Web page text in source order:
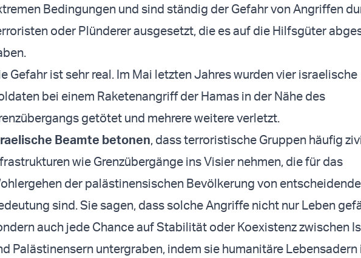
Bedingungen und sind ständig der Gefahr von Angriffen
oder Plünderer ausgesetzt, die es auf die Hilfsgüter
Gefahr ist sehr real. Im Mai letzten Jahres wurden vier israelische
bei einem Raketenangriff der Hamas in der Nähe des
getötet und mehrere weitere verletzt.
Beamte betonen, dass terroristische Gruppen häufig
wie Grenzübergänge ins Visier nehmen, die für das
der palästinensischen Bevölkerung von
sind. Sie sagen, dass solche Angriffe nicht nur Leben
auch jede Chance auf Stabilität oder Koexistenz zwischen
Palästinensern untergraben, indem sie humanitäre Lebensadern